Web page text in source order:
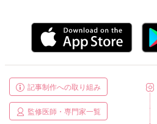
記事制作への取り組み
監修医師・専門家一覧